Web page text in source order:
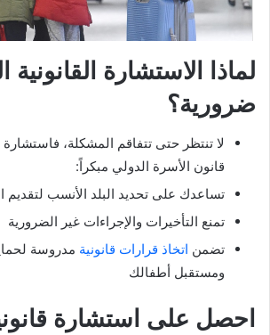
لماذا الاستشارة القانونية
ضرورية؟
لا تنتظر حتى تتفاقم المشكلة،
قانون الأسرة الدولي مبكراً:
تساعدك على تحديد البلد الأنسب لتقديم
تمنع التأخيرات والإجراءات غير الضرورية
تضمن اتخاذ قرارات قانونية مدروسة
ومستقبل أطفالك
احصل على استشارة